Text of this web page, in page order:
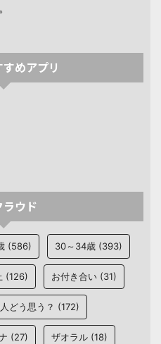
めアプリ
ラウド
(586) 30～34歳 (393)
(126) お付き合い (31)
どう思う？ (172)
(27) ザオラル (18)